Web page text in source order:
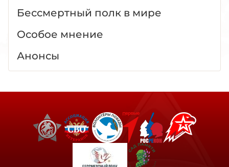
Бессмертный полк в мире
Особое мнение
Анонсы